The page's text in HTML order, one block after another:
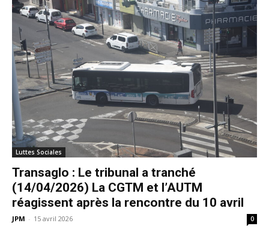
Luttes Sociales
Transaglo : Le tribunal a tranché
(14/04/2026) La CGTM et l’AUTM
réagissent après la rencontre du 10 avril
JPM - 15 avril 2026 0